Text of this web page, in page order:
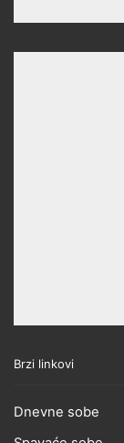
Brzi linkovi
Dnevne sobe